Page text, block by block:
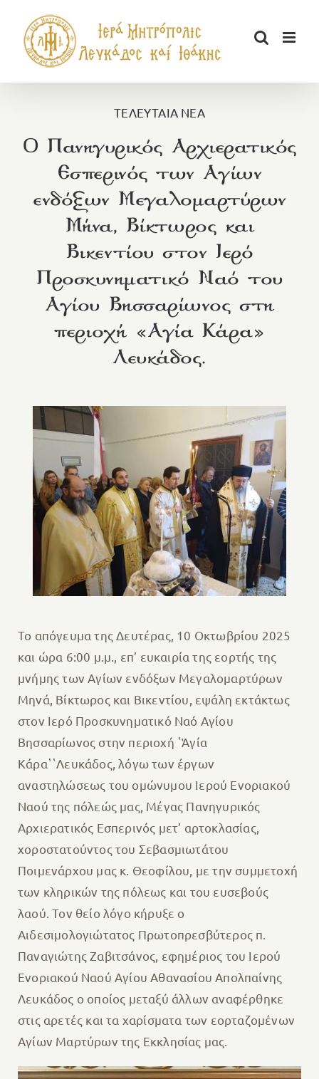
περιεχόμενο
ΤΕΛΕΥΤΑΙΑ ΝΕΑ
O Πανηγυρικός Αρχιερατικός
Εσπερινός των Αγίων
ενδόξων Μεγαλομαρτύρων
Μήνα, Βίκτωρος και
Βικεντίου στον Ιερό
Προσκυνηματικό Ναό του
Αγίου Βησσαρίωνος στη
περιοχή «Αγία Κάρα»
Λευκάδος.
Το απόγευμα της Δευτέρας, 10 Οκτωβρίου 2025
και ώρα 6:00 μ.μ., επ’ ευκαιρία της εορτής της
μνήμης των Αγίων ενδόξων Μεγαλομαρτύρων
Μηνά, Βίκτωρος και Βικεντίου, εψάλη εκτάκτως
στον Ιερό Προσκυνηματικό Ναό Αγίου
Βησσαρίωνος στην περιοχή ῾Ἁγία
Κάρα῾῾Λευκάδος, λόγω των έργων
αναστηλώσεως του ομώνυμου Ιερού Ενοριακού
Ναού της πόλεώς μας, Μέγας Πανηγυρικός
Αρχιερατικός Εσπερινός μετ’ αρτοκλασίας,
χοροστατούντος του Σεβασμιωτάτου
Ποιμενάρχου μας κ. Θεοφίλου, με την συμμετοχή
των κληρικών της πόλεως και του ευσεβούς
λαού. Τον θείο λόγο κήρυξε ο
Αιδεσιμολογιώτατος Πρωτοπρεσβύτερος π.
Παναγιώτης Ζαβιτσάνος, εφημέριος του Ιερού
Ενοριακού Ναού Αγίου Αθανασίου Απολπαίνης
Λευκάδος ο οποίος μεταξύ άλλων αναφέρθηκε
στις αρετές και τα χαρίσματα των εορταζομένων
Αγίων Μαρτύρων της Εκκλησίας μας.